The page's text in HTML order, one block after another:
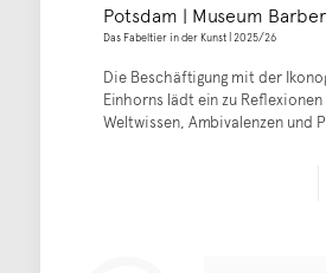
Potsdam | Museum
Das Fabeltier in der Kunst | 2025/26
Die Beschäftigung mit der
Einhorns lädt ein zu
Weltwissen, Ambivalenzen und